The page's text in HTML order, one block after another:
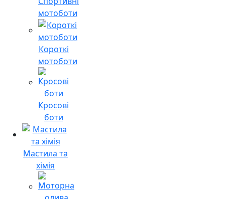
мотоботи
Короткі
мотоботи
Кросові
боти
Мастила та
хімія